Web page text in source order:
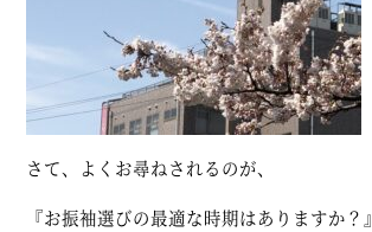
さて、よくお尋ねされるのが、
『お振袖選びの最適な時期はありますか？』